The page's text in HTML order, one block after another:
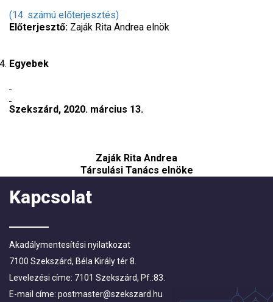
(14. számú előterjesztés)
Előterjesztő: Zaják Rita Andrea elnök
Egyebek
Szekszárd, 2020. március 13.
Zaják Rita Andrea
Társulási Tanács elnöke
Kapcsolat
Akadálymentesítési nyilatkozat
7100 Szekszárd, Béla Király tér 8.
Levelezési címe: 7101 Szekszárd, Pf.:83.
E-mail címe: postmaster@szekszard.hu